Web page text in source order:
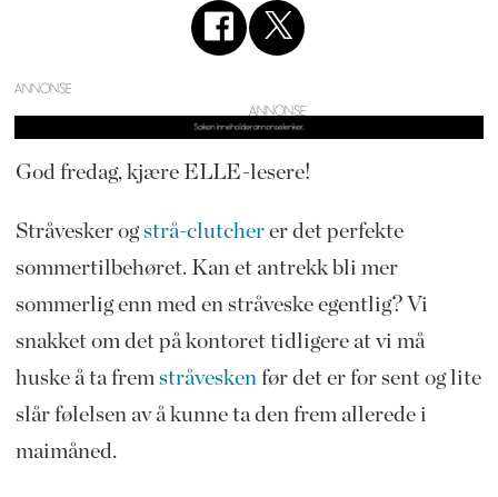
ANNONSE
God fredag, kjære ELLE-lesere!
Stråvesker ogstrå-clutcherer det perfekte
sommertilbehøret. Kan et antrekk bli mer
sommerlig enn med en stråveske egentlig? Vi
snakket om det på kontoret tidligere at vi må
huske å ta frem stråveskenfør det er for sent og lite
slår følelsen av å kunne ta den frem allerede i
maimåned.